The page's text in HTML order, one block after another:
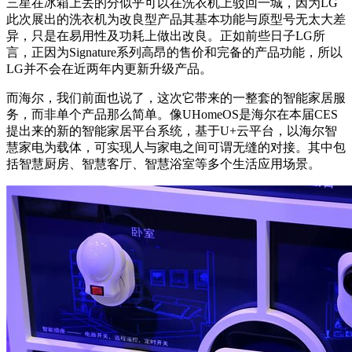
三星在冰箱上丢的分似乎可以在洗衣机上驳回一城，因为LG
此次展出的洗衣机为改良型产品其基本功能与原型号无太大差
异，只是在易用性及功耗上做出改良。正如前些日子LG所
言，正因为Signature系列高昂的售价和完备的产品功能，所以
LG并不会在近两年内更新升级产品。
而海尔，我们前面也说了，这次它带来的一整套的智能家居服
务，而非单个产品那么简单。像UHomeOS是海尔在本届CES
提出来的新的智能家居平台系统，基于U+云平台，以海尔智
慧家电为载体，可实现人与家电之间可谓无缝的对接。其中包
括智慧厨房、智慧客厅、智慧浴室等多个生活应用场景。